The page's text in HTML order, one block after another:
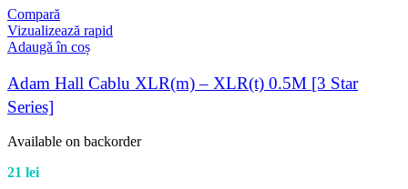
Compară
Vizualizează rapid
Adaugă în coș
Adam Hall Cablu XLR(m) – XLR(t) 0.5M [3 Star
Series]
Available on backorder
21 lei